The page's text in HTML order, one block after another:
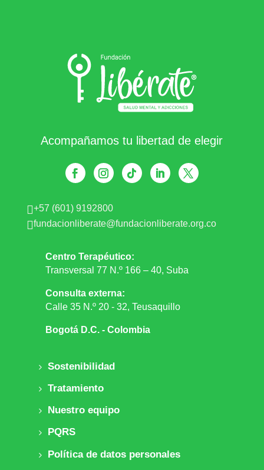
Acompañamos tu libertad de elegir
+57 (601) 9192800
fundacionliberate@fundacionliberate.org.co
Centro Terapéutico:
Transversal 77 N.º 166 – 40, Suba
Consulta externa:
Calle 35 N.º 20 - 32, Teusaquillo
Bogotá D.C. - Colombia
Sostenibilidad
Tratamiento
Nuestro equipo
PQRS
Política de datos personales